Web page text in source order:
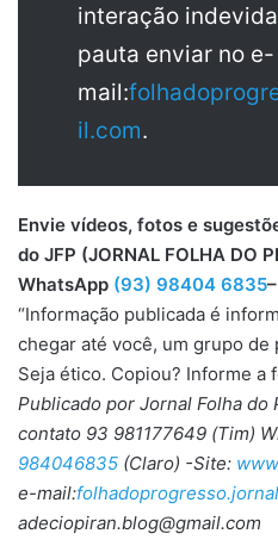
interação
pauta enviar no e-
mail:
il.com.
Envie vídeos, fotos e
do JFP (JORNAL FOLHA DO
WhatsApp (93) 98404 6835
“Informação publicada é
chegar até você, um grupo de
Seja ético. Copiou? Informe a
Publicado por Jornal Folha do
contato 93 981177649 (Tim)
984046835 (Claro) -Site:
e-mail:
adeciopiran.blog@gmail.com